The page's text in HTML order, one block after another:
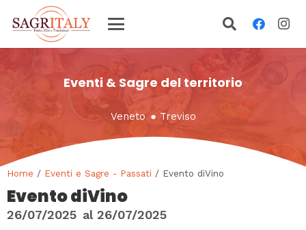
Eventi & Sagre del territorio
Veneto ● Treviso
Home / Eventi e Sagre - Passati / Evento diVino
Evento diVino
26/07/2025 al 26/07/2025